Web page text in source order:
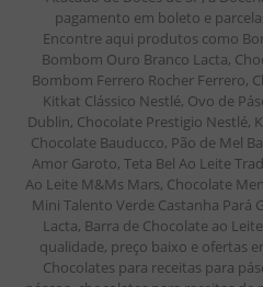
pagamento em boleto e
Encontre aqui produtos como
Bombom Ouro Branco Lacta,
Bombom Ferrero Rocher Ferrero,
Kitkat Clássico Nestlé, Ovo de
Dublin, Chocolate Prestigio Nestlé,
Chocolate Bauducco, Pão de Mel
Amor Garoto, Teta Bel Ao Leite
Ao Leite M&Ms Mars, Chocolate
Mini Talento Verde Castanha Pará
Lacta, Barra de Chocolate ao
qualidade, preço baixo e ofertas
Chocolates para receitas para